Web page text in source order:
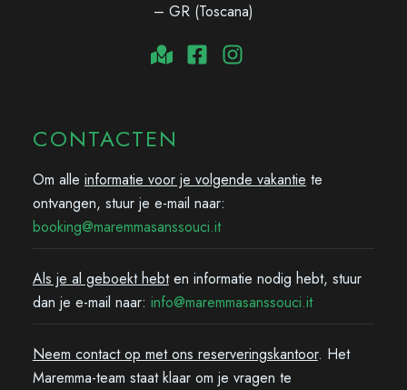
– GR (Toscana)
CONTACTEN
Om alle informatie voor je volgende vakantie te
ontvangen, stuur je e-mail naar:
booking@maremmasanssouci.it
Als je al geboekt hebten informatie nodig hebt, stuur
dan je e-mail naar: info@maremmasanssouci.it
Neem contact op met ons reserveringskantoor. Het
Maremma-team staat klaar om je vragen te